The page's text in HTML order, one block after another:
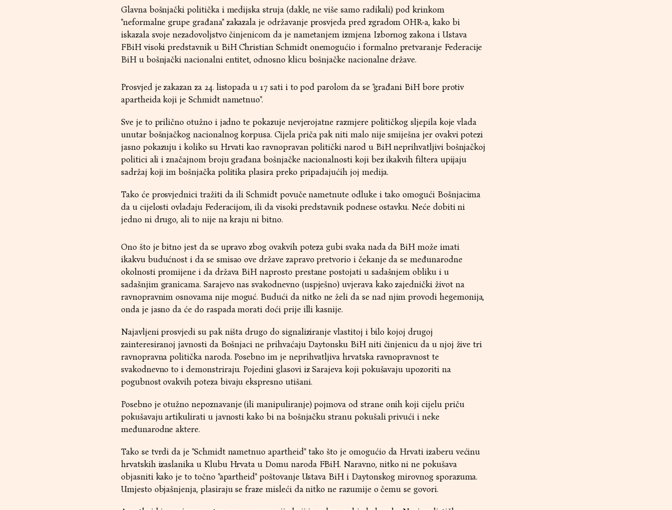
Glavna bošnjački politička i medijska struja (dakle, ne više samo radikali) pod krinkom
"neformalne grupe građana" zakazala je održavanje prosvjeda pred zgradom OHR-a, kako bi
iskazala svoje nezadovoljstvo činjenicom da je nametanjem izmjena Izbornog zakona i Ustava
FBiH visoki predstavnik u BiH Christian Schmidt onemogućio i formalno pretvaranje Federacije
BiH u bošnjački nacionalni entitet, odnosno klicu bošnjačke nacionalne države.
Prosvjed je zakazan za 24. listopada u 17 sati i to pod parolom da se "građani BiH bore protiv
apartheida koji je Schmidt nametnuo".
Sve je to prilično otužno i jadno te pokazuje nevjerojatne razmjere političkog sljepila koje vlada
unutar bošnjačkog nacionalnog korpusa. Cijela priča pak niti malo nije smiješna jer ovakvi potezi
jasno pokazuju i koliko su Hrvati kao ravnopravan politički narod u BiH neprihvatljivi bošnjačkoj
politici ali i značajnom broju građana bošnjačke nacionalnosti koji bez ikakvih filtera upijaju
sadržaj koji im bošnjačka politika plasira preko pripadajućih joj medija.
Tako će prosvjednici tražiti da ili Schmidt povuče nametnute odluke i tako omogući Bošnjacima
da u cijelosti ovladaju Federacijom, ili da visoki predstavnik podnese ostavku. Neće dobiti ni
jedno ni drugo, ali to nije na kraju ni bitno.
Ono što je bitno jest da se upravo zbog ovakvih poteza gubi svaka nada da BiH može imati
ikakvu budućnost i da se smisao ove države zapravo pretvorio i čekanje da se međunarodne
okolnosti promijene i da država BiH naprosto prestane postojati u sadašnjem obliku i u
sadašnjim granicama. Sarajevo nas svakodnevno (uspješno) uvjerava kako zajednički život na
ravnopravnim osnovama nije moguć. Budući da nitko ne želi da se nad njim provodi hegemonija,
onda je jasno da će do raspada morati doći prije illi kasnije.
Najavljeni prosvjedi su pak ništa drugo do signaliziranje vlastitoj i bilo kojoj drugoj
zainteresiranoj javnosti da Bošnjaci ne prihvaćaju Daytonsku BiH niti činjenicu da u njoj žive tri
ravnopravna politička naroda. Posebno im je neprihvatljiva hrvatska ravnopravnost te
svakodnevno to i demonstriraju. Pojedini glasovi iz Sarajeva koji pokušavaju upozoriti na
pogubnost ovakvih poteza bivaju ekspresno utišani.
Posebno je otužno nepoznavanje (ili manipuliranje) pojmova od strane onih koji cijelu priču
pokušavaju artikulirati u javnosti kako bi na bošnjačku stranu pokušali privući i neke
međunarodne aktere.
Tako se tvrdi da je "Schmidt nametnuo apartheid" tako što je omogućio da Hrvati izaberu većinu
hrvatskih izaslanika u Klubu Hrvata u Domu naroda FBiH. Naravno, nitko ni ne pokušava
objasniti kako je to točno "apartheid" poštovanje Ustava BiH i Daytonskog mirovnog sporazuma.
Umjesto objašnjenja, plasiraju se fraze misleći da nitko ne razumije o čemu se govori.